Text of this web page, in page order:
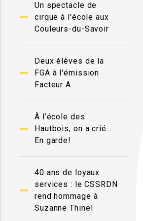
Un spectacle de
cirque à l'école aux
Couleurs-du-Savoir
Deux élèves de la
FGA à l'émission
Facteur A
À l’école des
Hautbois, on a crié…
En garde!
40 ans de loyaux
services : le CSSRDN
rend hommage à
Suzanne Thinel